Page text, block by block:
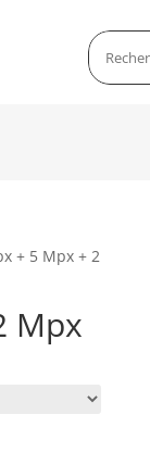
+ 5 Mpx + 2
Mpx